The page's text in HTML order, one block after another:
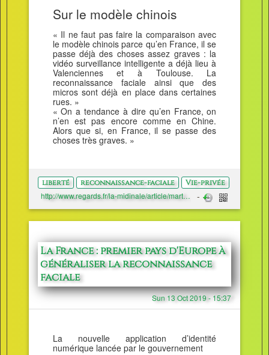
Sur le modèle chinois
« Il ne faut pas faire la comparaison avec
le modèle chinois parce qu’en France, il se
passe déjà des choses assez graves : la
vidéo surveillance intelligente a déjà lieu à
Valenciennes et à Toulouse. La
reconnaissance faciale ainsi que des
micros sont déjà en place dans certaines
rues. »
« On a tendance à dire qu’en France, on
n’en est pas encore comme en Chine.
Alors que si, en France, il se passe des
choses très graves. »
liberté reconnaissance-faciale Vie-privée
http://www.regards.fr/la-midinale/article/martin-drago-la-reconnaissance-faciale-est-l-outil-final-de-surveillance-de
La France : premier pays d'Europe à
généraliser la reconnaissance
faciale
Sun 13 Oct 2019 - 15:37
La nouvelle application d’identité
numérique lancée par le gouvernement